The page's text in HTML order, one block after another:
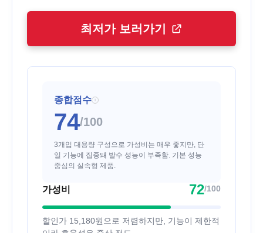
최저가 보러가기
종합점수 i
74/100
3개입 대용량 구성으로 가성비는 매우 좋지만, 단
일 기능에 집중돼 발수 성능이 부족함. 기본 성능
중심의 실속형 제품.
가성비 72/100
할인가 15,180원으로 저렴하지만, 기능이 제한적